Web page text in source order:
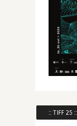
:: TIFF 25 ::